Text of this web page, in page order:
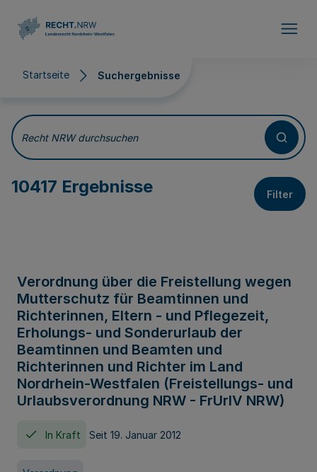
Startseite Suchergebnisse
Suchergebnisse
Recht NRW durchsuchen
10417 Ergebnisse Filter
Verordnung über die Freistellung wegen
Mutterschutz für Beamtinnen und
Richterinnen, Eltern - und Pflegezeit,
Erholungs- und Sonderurlaub der
Beamtinnen und Beamten und
Richterinnen und Richter im Land
Nordrhein-Westfalen (Freistellungs- und
Urlaubsverordnung NRW - FrUrlV NRW)
In Kraft Seit 19. Januar 2012